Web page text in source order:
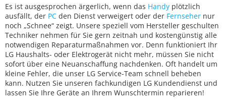
Es ist ausgesprochen ärgerlich, wenn das Handy plötzlich
ausfällt, der PC den Dienst verweigert oder der Fernseher nur
noch „Schnee“ zeigt. Unsere speziell vom Hersteller geschulten
Techniker nehmen für Sie gern zeitnah und kostengünstig alle
notwendigen Reparaturmaßnahmen vor. Denn funktioniert Ihr
LG Haushalts- oder Elektrogerät nicht mehr, müssen Sie nicht
sofort über eine Neuanschaffung nachdenken. Oft handelt um
kleine Fehler, die unser LG Service-Team schnell beheben
kann. Nutzen Sie unseren fachkundigen LG Kundendienst und
lassen Sie Ihre Geräte an Ihrem Wunschtermin reparieren!